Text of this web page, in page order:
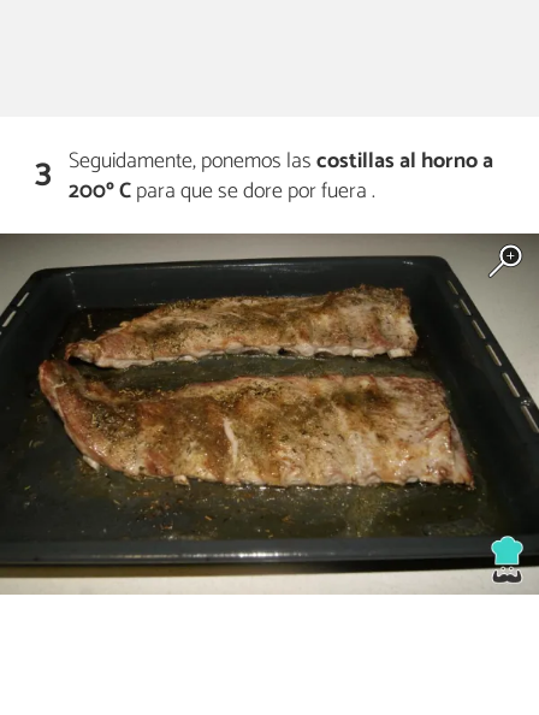
3 Seguidamente, ponemos lascostillas al hornoa
200º Cpara que se dore por fuera .